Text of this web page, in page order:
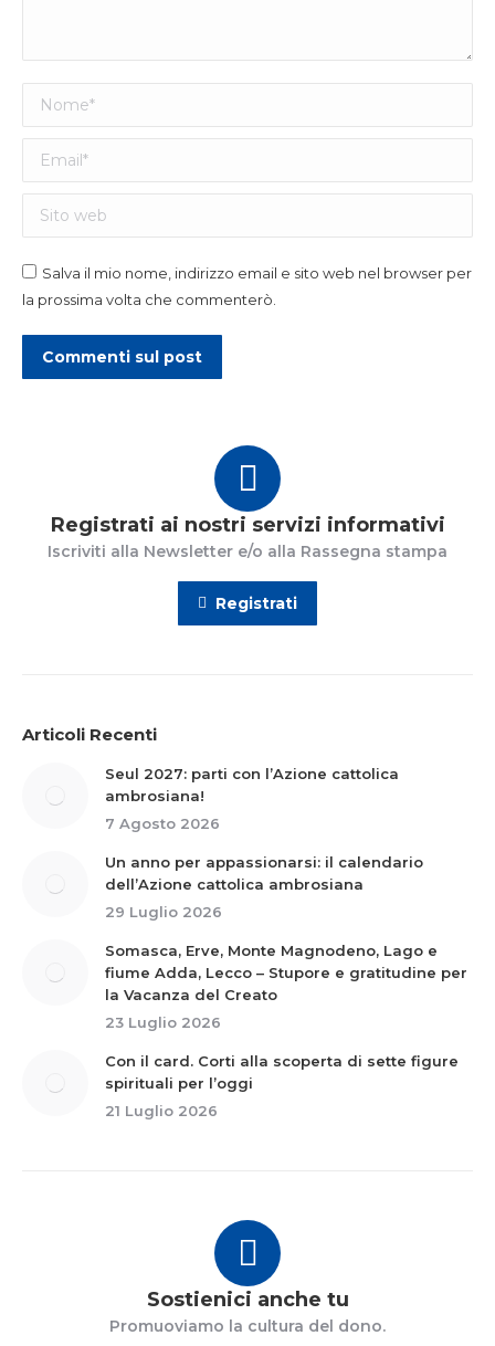
Nome *
Email *
Sito web
Salva il mio nome, indirizzo email e sito web nel browser per
la prossima volta che commenterò.
Commenti sul post
Registrati ai nostri servizi informativi
Iscriviti alla Newsletter e/o alla Rassegna stampa
Registrati
Articoli Recenti
Seul 2027: parti con l’Azione cattolica
ambrosiana!
7 Agosto 2026
Un anno per appassionarsi: il calendario
dell’Azione cattolica ambrosiana
29 Luglio 2026
Somasca, Erve, Monte Magnodeno, Lago e
fiume Adda, Lecco – Stupore e gratitudine per
la Vacanza del Creato
23 Luglio 2026
Con il card. Corti alla scoperta di sette figure
spirituali per l’oggi
21 Luglio 2026
Sostienici anche tu
Promuoviamo la cultura del dono.